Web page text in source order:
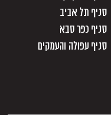
סניף תל אביב
סניף כפר סבא
סניף עפולה והעמקים